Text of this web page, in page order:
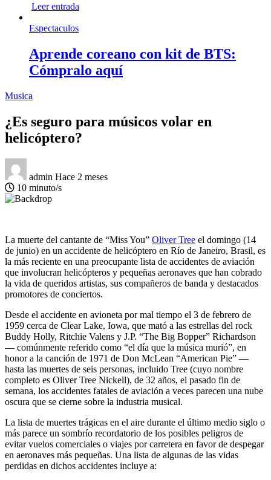
Leer entrada
Espectaculos
Aprende coreano con kit de BTS:
Cómpralo aquí
Musica
¿Es seguro para músicos volar en
helicóptero?
admin Hace 2 meses
10 minuto/s
La muerte del cantante de “Miss You” Oliver Tree el domingo (14
de junio) en un accidente de helicóptero en Río de Janeiro, Brasil, es
la más reciente en una preocupante lista de accidentes de aviación
que involucran helicópteros y pequeñas aeronaves que han cobrado
la vida de queridos artistas, sus compañeros de banda y destacados
promotores de conciertos.
Desde el accidente en avioneta por mal tiempo el 3 de febrero de
1959 cerca de Clear Lake, Iowa, que mató a las estrellas del rock
Buddy Holly, Ritchie Valens y J.P. “The Big Bopper” Richardson
— comúnmente referido como “el día que la música murió”, en
honor a la canción de 1971 de Don McLean “American Pie” —
hasta las muertes de seis personas, incluido Tree (cuyo nombre
completo es Oliver Tree Nickell), de 32 años, el pasado fin de
semana, los accidentes fatales de aviación a veces parecen una nube
oscura que se cierne sobre la industria musical.
La lista de muertes trágicas en el aire durante el último medio siglo o
más parece un sombrío recordatorio de los posibles peligros de
evitar vuelos comerciales o viajes por carretera en favor de despegar
en aeronaves más pequeñas. Una lista de algunas de las vidas
perdidas en dichos accidentes incluye a: